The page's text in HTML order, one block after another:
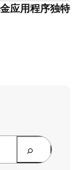
应用程序独特